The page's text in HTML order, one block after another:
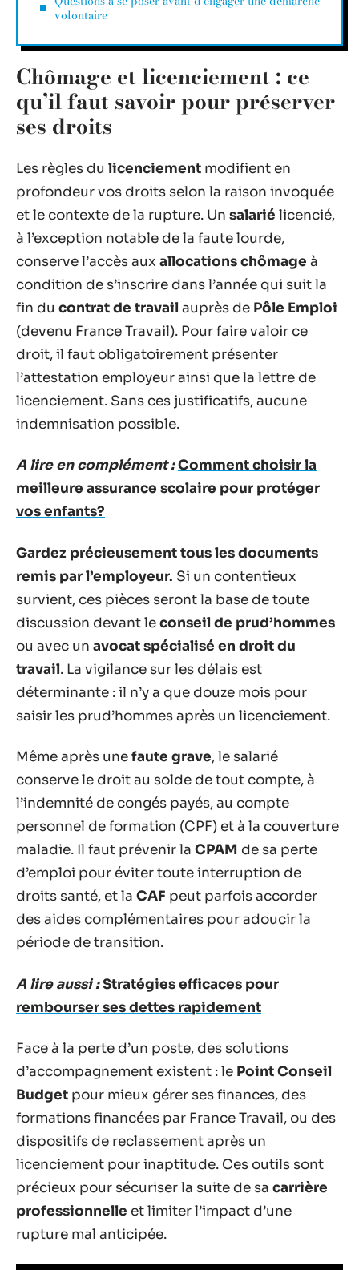
volontaire
Chômage et licenciement : ce
qu’il faut savoir pour préserver
ses droits
Les règles du licenciement modifient en
profondeur vos droits selon la raison invoquée
et le contexte de la rupture. Un salarié licencié,
à l’exception notable de la faute lourde,
conserve l’accès aux allocations chômage à
condition de s’inscrire dans l’année qui suit la
fin du contrat de travailauprès de Pôle Emploi
(devenu France Travail). Pour faire valoir ce
droit, il faut obligatoirement présenter
l’attestation employeur ainsi que la lettre de
licenciement. Sans ces justificatifs, aucune
indemnisation possible.
A lire en complément :Comment choisir la
meilleure assurance scolaire pour protéger
vos enfants?
Gardez précieusement tous les documents
remis par l’employeur. Si un contentieux
survient, ces pièces seront la base de toute
discussion devant leconseil de prud’hommes
ou avec un avocat spécialisé en droit du
travail. La vigilance sur les délais est
déterminante : il n’y a que douze mois pour
saisir les prud’hommes après un licenciement.
Même après unefaute grave, le salarié
conserve le droit au solde de tout compte, à
l’indemnité de congés payés, au compte
personnel de formation (CPF) et à la couverture
maladie. Il faut prévenir la CPAM de sa perte
d’emploi pour éviter toute interruption de
droits santé, et la CAF peut parfois accorder
des aides complémentaires pour adoucir la
période de transition.
A lire aussi :Stratégies efficaces pour
rembourser ses dettes rapidement
Face à la perte d’un poste, des solutions
d’accompagnement existent : le Point Conseil
Budget pour mieux gérer ses finances, des
formations financées par France Travail, ou des
dispositifs de reclassement après un
licenciement pour inaptitude. Ces outils sont
précieux pour sécuriser la suite de sa carrière
professionnelle et limiter l’impact d’une
rupture mal anticipée.